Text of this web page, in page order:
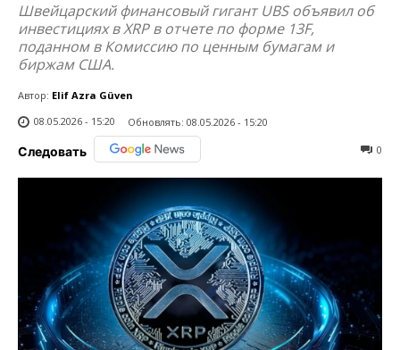
Швейцарский финансовый гигант UBS объявил об
инвестициях в XRP в отчете по форме 13F,
поданном в Комиссию по ценным бумагам и
биржам США.
Автор: Elif Azra Güven
08.05.2026 - 15:20
Обновлять: 08.05.2026 - 15:20
Следовать 0